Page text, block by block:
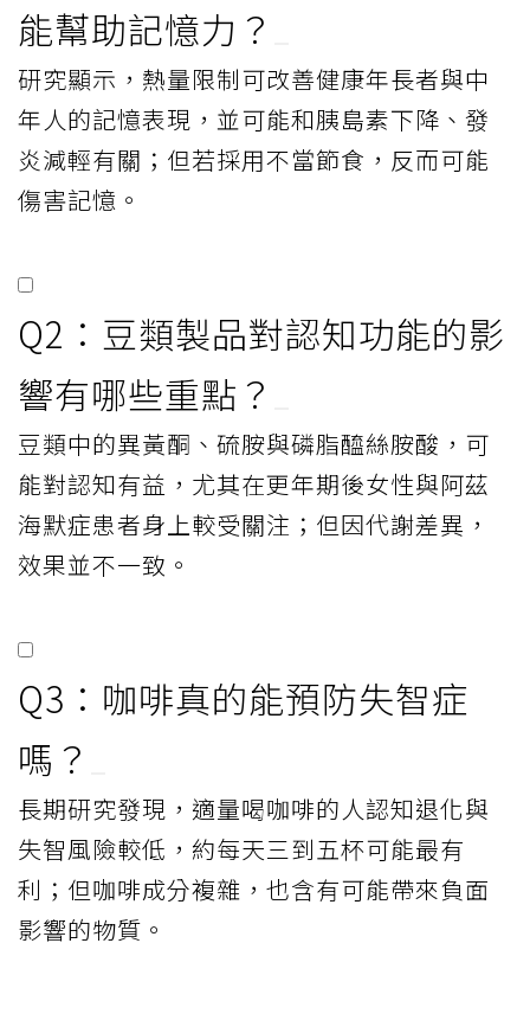
能幫助記憶力？
研究顯示，熱量限制可改善健康年長者與中
年人的記憶表現，並可能和胰島素下降、發
炎減輕有關；但若採用不當節食，反而可能
傷害記憶。
Q2：豆類製品對認知功能的影
響有哪些重點？
豆類中的異黃酮、硫胺與磷脂醯絲胺酸，可
能對認知有益，尤其在更年期後女性與阿茲
海默症患者身上較受關注；但因代謝差異，
效果並不一致。
Q3：咖啡真的能預防失智症
嗎？
長期研究發現，適量喝咖啡的人認知退化與
失智風險較低，約每天三到五杯可能最有
利；但咖啡成分複雜，也含有可能帶來負面
影響的物質。